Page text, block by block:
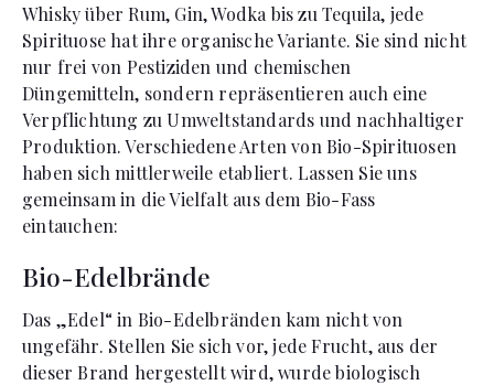
Whisky über Rum, Gin, Wodka bis zu Tequila, jede
Spirituose hat ihre organische Variante. Sie sind nicht
nur frei von Pestiziden und chemischen
Düngemitteln, sondern repräsentieren auch eine
Verpflichtung zu Umweltstandards und nachhaltiger
Produktion. Verschiedene Arten von Bio-Spirituosen
haben sich mittlerweile etabliert. Lassen Sie uns
gemeinsam in die Vielfalt aus dem Bio-Fass
eintauchen:
Bio-Edelbrände
Das „Edel“ in Bio-Edelbränden kam nicht von
ungefähr. Stellen Sie sich vor, jede Frucht, aus der
dieser Brand hergestellt wird, wurde biologisch